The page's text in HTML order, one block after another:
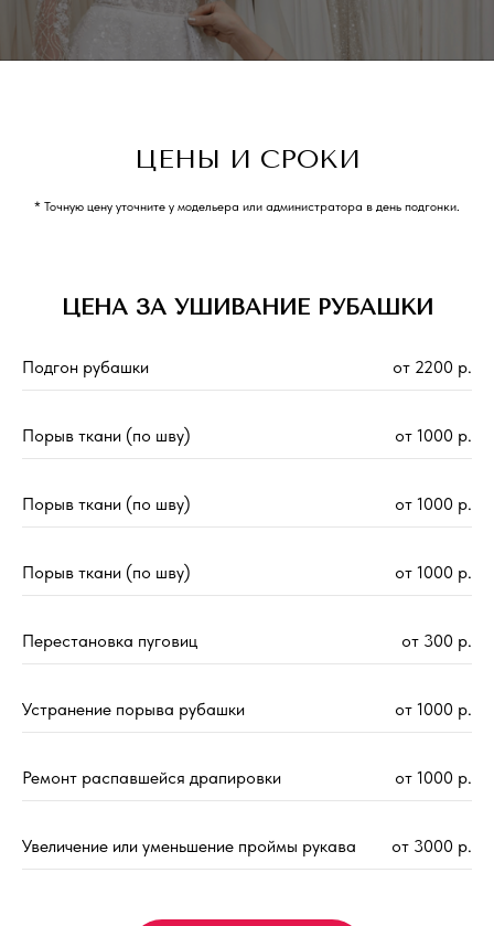
ЦЕНЫ И СРОКИ
* Точную цену уточните у модельера или администратора в день подгонки.
ЦЕНА ЗА УШИВАНИЕ РУБАШКИ
Подгон рубашки от 2200 р.
Порыв ткани (по шву) от 1000 р.
Порыв ткани (по шву) от 1000 р.
Порыв ткани (по шву) от 1000 р.
Перестановка пуговиц от 300 р.
Устранение порыва рубашки от 1000 р.
Ремонт распавшейся драпировки от 1000 р.
Увеличение или уменьшение проймы рукава от 3000 р.